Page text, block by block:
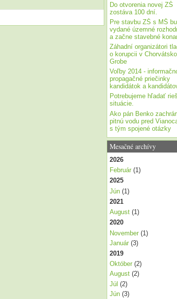
Do otvorenia novej ZŠ
zostáva 100 dní.
Pre stavbu ZŠ s MŠ
vydané územné
a začne stavebné
Záhadní organizátori
o korupcii v
Grobe
Voľby 2014 -
propagačné priečinky
kandidátok a
Potrebujeme hľadať
situácie.
Ako pán Benko
pitnú vodu pred
s tým spojené otázky
Mesačné archívy
2026
Február(1)
2025
Jún(1)
2021
August(1)
2020
November(1)
Január(3)
2019
Október(2)
August(2)
Júl (2)
Jún(3)